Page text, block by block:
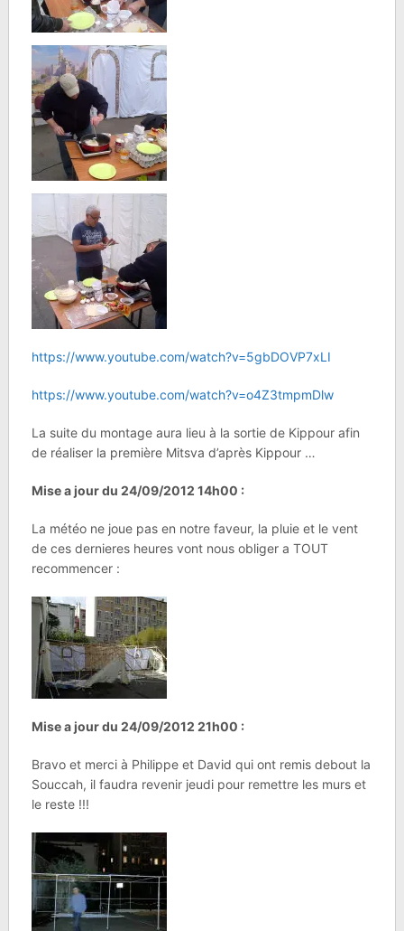
https://www.youtube.com/watch?v=5gbDOVP7xLI
https://www.youtube.com/watch?v=o4Z3tmpmDlw
La suite du montage aura lieu à la sortie de Kippour afin
de réaliser la première Mitsva d’après Kippour …
Mise a jour du 24/09/2012 14h00 :
La météo ne joue pas en notre faveur, la pluie et le vent
de ces dernieres heures vont nous obliger a TOUT
recommencer :
Mise a jour du 24/09/2012 21h00 :
Bravo et merci à Philippe et David qui ont remis debout la
Souccah, il faudra revenir jeudi pour remettre les murs et
le reste !!!